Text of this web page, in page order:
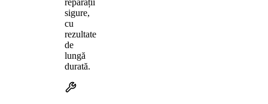
sigure,
cu
rezultate
de
lungă
durată.